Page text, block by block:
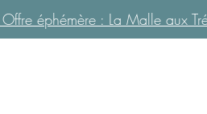
éphémère : La Malle aux